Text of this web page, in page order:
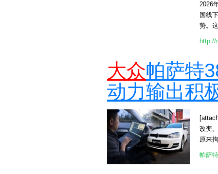
2026
国线
势。
http://
大众帕萨特
动力输出积
改变
原来
相比
帕萨